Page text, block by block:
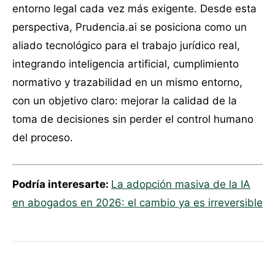
entorno legal cada vez más exigente. Desde esta
perspectiva, Prudencia.ai se posiciona como un
aliado tecnológico para el trabajo jurídico real,
integrando inteligencia artificial, cumplimiento
normativo y trazabilidad en un mismo entorno,
con un objetivo claro: mejorar la calidad de la
toma de decisiones sin perder el control humano
del proceso.
Podría interesarte: La adopción masiva de la IA
en abogados en 2026: el cambio ya es irreversible